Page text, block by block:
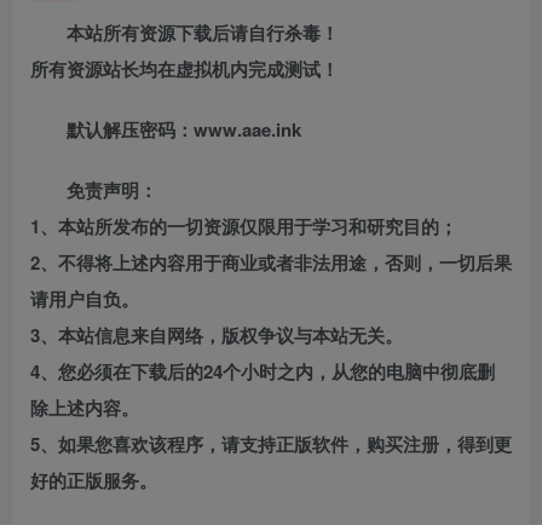
本站所有资源下载后请自行杀毒！
所有资源站长均在虚拟机内完成测试！
默认解压密码：www.aae.ink
免责声明：
1、本站所发布的一切资源仅限用于学习和研究目的；
2、不得将上述内容用于商业或者非法用途，否则，一切后果
请用户自负。
3、本站信息来自网络，版权争议与本站无关。
4、您必须在下载后的24个小时之内，从您的电脑中彻底删
除上述内容。
5、如果您喜欢该程序，请支持正版软件，购买注册，得到更
好的正版服务。